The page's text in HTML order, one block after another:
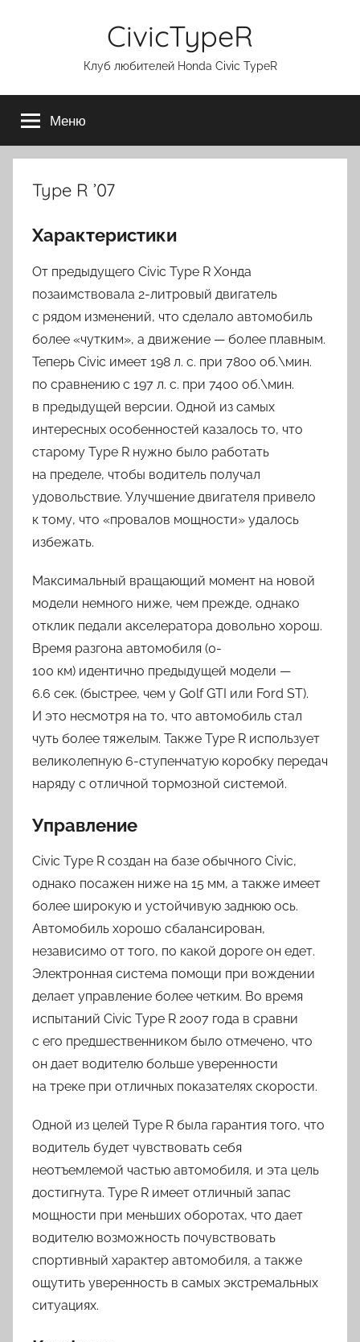
CivicTypeR
Клуб любителей Honda Civic TypeR
Меню
Type R ’07
Характеристики
От предыдущего Civic Type R Хонда
позаимствовала 2-литровый двигатель
с рядом изменений, что сделало автомобиль
более «чутким», а движение — более плавным.
Теперь Civic имеет 198 л. с. при 7800 об.\мин.
по сравнению с 197 л. с. при 7400 об.\мин.
в предыдущей версии. Одной из самых
интересных особенностей казалось то, что
старому Type R нужно было работать
на пределе, чтобы водитель получал
удовольствие. Улучшение двигателя привело
к тому, что «провалов мощности» удалось
избежать.
Максимальный вращающий момент на новой
модели немного ниже, чем прежде, однако
отклик педали акселератора довольно хорош.
Время разгона автомобиля (0-
100 км) идентично предыдущей модели —
6.6 сек. (быстрее, чем у Golf GTI или Ford ST).
И это несмотря на то, что автомобиль стал
чуть более тяжелым. Также Type R использует
великолепную 6-ступенчатую коробку передач
наряду с отличной тормозной системой.
Управление
Civic Type R создан на базе обычного Civic,
однако посажен ниже на 15 мм, а также имеет
более широкую и устойчивую заднюю ось.
Автомобиль хорошо сбалансирован,
независимо от того, по какой дороге он едет.
Электронная система помощи при вождении
делает управление более четким. Во время
испытаний Civic Type R 2007 года в сравни
с его предшественником было отмечено, что
он дает водителю больше уверенности
на треке при отличных показателях скорости.
Одной из целей Type R была гарантия того, что
водитель будет чувствовать себя
неотъемлемой частью автомобиля, и эта цель
достигнута. Type R имеет отличный запас
мощности при меньших оборотах, что дает
водителю возможность почувствовать
спортивный характер автомобиля, а также
ощутить уверенность в самых экстремальных
ситуациях.